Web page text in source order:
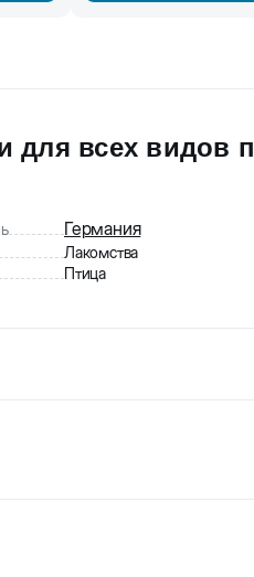
для всех видов
Германия
Лакомства
Птица
включает 9 различных